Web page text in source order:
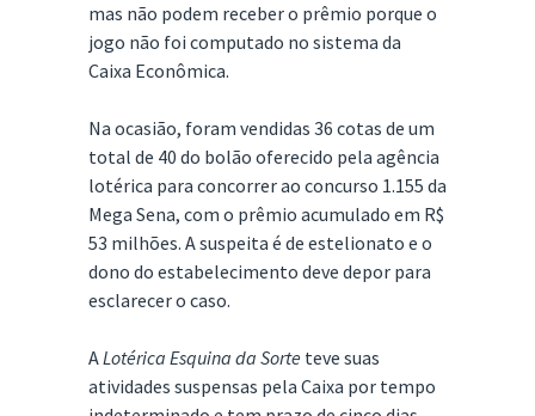
mas não podem receber o prêmio porque o
jogo não foi computado no sistema da
Caixa Econômica.
Na ocasião, foram vendidas 36 cotas de um
total de 40 do bolão oferecido pela agência
lotérica para concorrer ao concurso 1.155 da
Mega Sena, com o prêmio acumulado em R$
53 milhões. A suspeita é de estelionato e o
dono do estabelecimento deve depor para
esclarecer o caso.
ALotérica Esquina da Sorte teve suas
atividades suspensas pela Caixa por tempo